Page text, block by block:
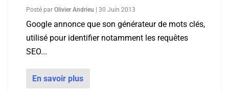
Posté par Olivier Andrieu | 30 Juin 2013
Google annonce que son générateur de mots clés,
utilisé pour identifier notamment les requêtes
SEO...
En savoir plus